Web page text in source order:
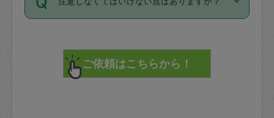
詳細FAQ：
損害賠償保険について教えて
72時間を超える※と、以下のキャンセル
料が発生します。
直前キャンセル料：
72時間前〜24時間前＝依頼料金の50%
まず、条件の合う気になるタスカジさ
みてください。
その後、一番気に入ったタスカジさんに
が必要です。数回の依頼ののち、タスカ
ジさんと依頼者の間で十分な信頼関係が
てください。
不在時に部屋に入るためにタスカジさん
で、必ず鍵のかかるロッカーや金庫に入
れて依頼者の責任の元管理するよう心掛
けてください。